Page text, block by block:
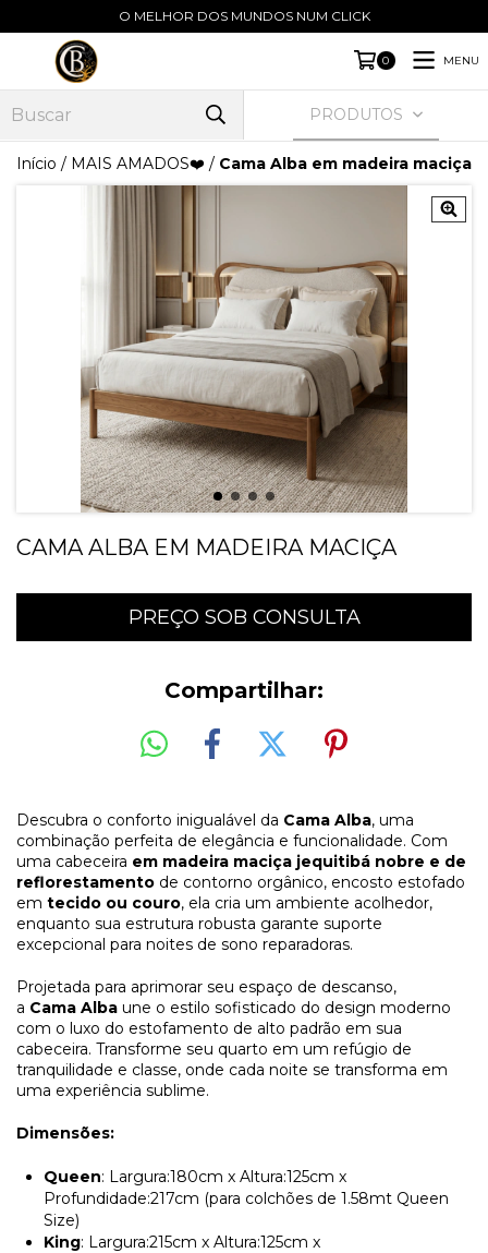
O MELHOR DOS MUNDOS NUM CLICK
0 MENU
PRODUTOS
Início / MAIS AMADOS❤️ / Cama Alba em madeira maciça
CAMA ALBA EM MADEIRA MACIÇA
Compartilhar:
Descubra o conforto inigualável da Cama Alba, uma
combinação perfeita de elegância e funcionalidade. Com
uma cabeceira em madeira maciça jequitibá nobre e de
reflorestamento de contorno orgânico, encosto estofado
em tecido ou couro, ela cria um ambiente acolhedor,
enquanto sua estrutura robusta garante suporte
excepcional para noites de sono reparadoras.
Projetada para aprimorar seu espaço de descanso,
a Cama Alba une o estilo sofisticado do design moderno
com o luxo do estofamento de alto padrão em sua
cabeceira. Transforme seu quarto em um refúgio de
tranquilidade e classe, onde cada noite se transforma em
uma experiência sublime.
Dimensões:
Queen: Largura:180cm x Altura:125cm x
Profundidade:217cm (para colchões de 1.58mt Queen
Size)
King: Largura:215cm x Altura:125cm x